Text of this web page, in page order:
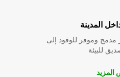
المدينة
مدمج وموفر للوقود إلى
للبيئة